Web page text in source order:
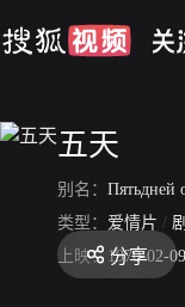
五天
别名： Пятьдней
类型： 爱情片 /
上映： 1970-02-09
分享